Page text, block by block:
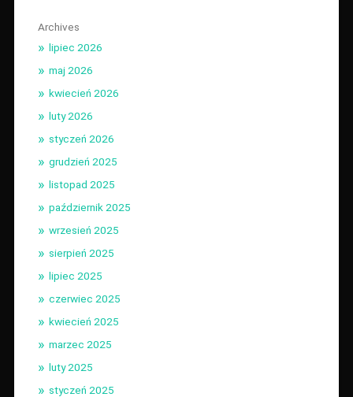
Archives
lipiec 2026
maj 2026
kwiecień 2026
luty 2026
styczeń 2026
grudzień 2025
listopad 2025
październik 2025
wrzesień 2025
sierpień 2025
lipiec 2025
czerwiec 2025
kwiecień 2025
marzec 2025
luty 2025
styczeń 2025